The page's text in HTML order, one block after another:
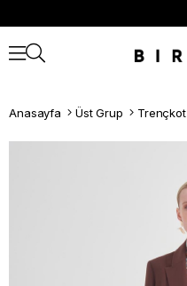
Anasayfa Üst Grup Trençkot